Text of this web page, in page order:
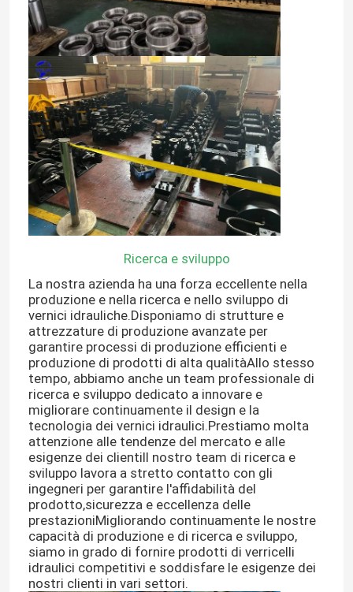
Prodotti
Chi siamo
Fatory Tour
Controllo di qualità
Contattaci
Richiedere un preventivo
Motore di Deutz
Motore di
Cummins Engine
Pompa idraulica
CAMBIO DI VIAGGIO
Motore di Kubota
Ricerca e sviluppo
La nostra azienda ha una forza eccellente nella
produzione e nella ricerca e nello sviluppo di
vernici idrauliche.Disponiamo di strutture e
attrezzature di produzione avanzate per
garantire processi di produzione efficienti e
produzione di prodotti di alta qualitàAllo stesso
tempo, abbiamo anche un team professionale di
ricerca e sviluppo dedicato a innovare e
migliorare continuamente il design e la
tecnologia dei vernici idraulici.Prestiamo molta
attenzione alle tendenze del mercato e alle
esigenze dei clientiIl nostro team di ricerca e
sviluppo lavora a stretto contatto con gli
ingegneri per garantire l'affidabilità del
prodotto,sicurezza e eccellenza delle
prestazioniMigliorando continuamente le nostre
capacità di produzione e di ricerca e sviluppo,
siamo in grado di fornire prodotti di verricelli
idraulici competitivi e soddisfare le esigenze dei
nostri clienti in vari settori.